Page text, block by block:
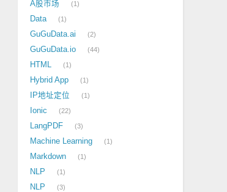
A股市场 1
Data 1
GuGuData.ai 2
GuGuData.io 44
HTML 1
Hybrid App 1
IP地址定位 1
Ionic 22
LangPDF 3
Machine Learning 1
Markdown 1
NLP 1
NLP 3